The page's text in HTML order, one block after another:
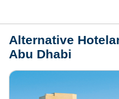
Alternative
Abu Dhabi